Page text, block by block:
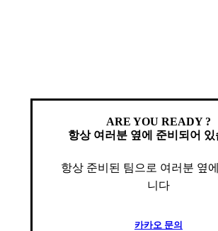
ARE YOU READY ?
항상 여러분 옆에 준비되어
항상 준비된 팀으로 여러분 옆
니다
카카오 문의